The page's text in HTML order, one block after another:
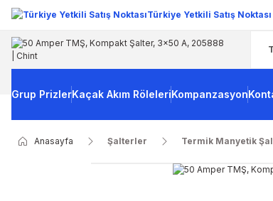
Türkiye Yetkili Satış Noktası
Grup PrizlerKaçak Akım RöleleriKompanzasyon
Anasayfa Şalterler Termik Manyetik